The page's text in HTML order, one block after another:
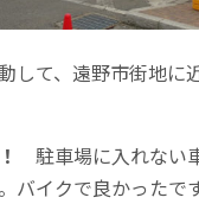
して、遠野市街地に
駐車場に入れない
バイクで良かったです